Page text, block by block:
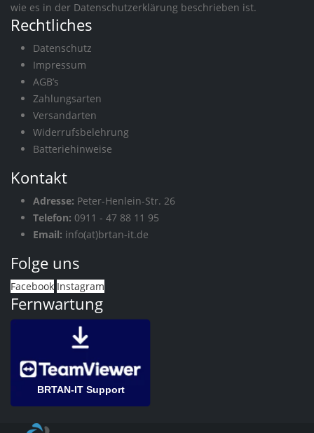
wie es in der Datenschutzerklärung beschrieben ist.
Rechtliches
Datenschutz
Impressum
AGB’s
Zahlungsarten
Versandarten
Widerrufsbelehrung
Batteriehinweise
Kontakt
Adresse: Peter-Henlein-Str. 26
Telefon: 0911 - 47 88 11 95
Email: info(at)brtan-it.de
Folge uns
Facebook Instagram
Fernwartung
BRTAN-IT Support